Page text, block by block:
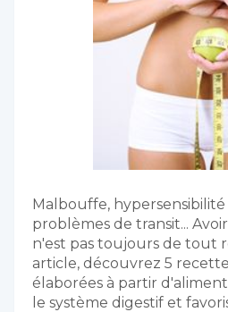
Malbouffe,
problèmes de transit...
n'est pas toujours de tout
article, découvrez 5
élaborées à partir
le système digestif et